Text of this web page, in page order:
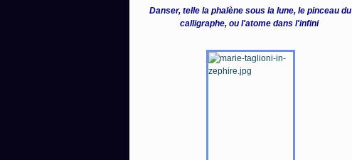
Danser, telle la phalène sous la lune, le pinceau du
calligraphe, ou l'atome dans l'infini